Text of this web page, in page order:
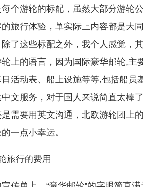
个游轮的标配，虽然大部分游轮
旅行体验，单实际上内容都是大
了这些标配之外，我个人感觉，
上的语言，因为国际豪华邮轮,主
活动表、船上设施等等,包括船员
文服务，对于国人来说简直太棒
需要用英文沟通，北欧游轮团上
一点小幸运。
旅行的费用